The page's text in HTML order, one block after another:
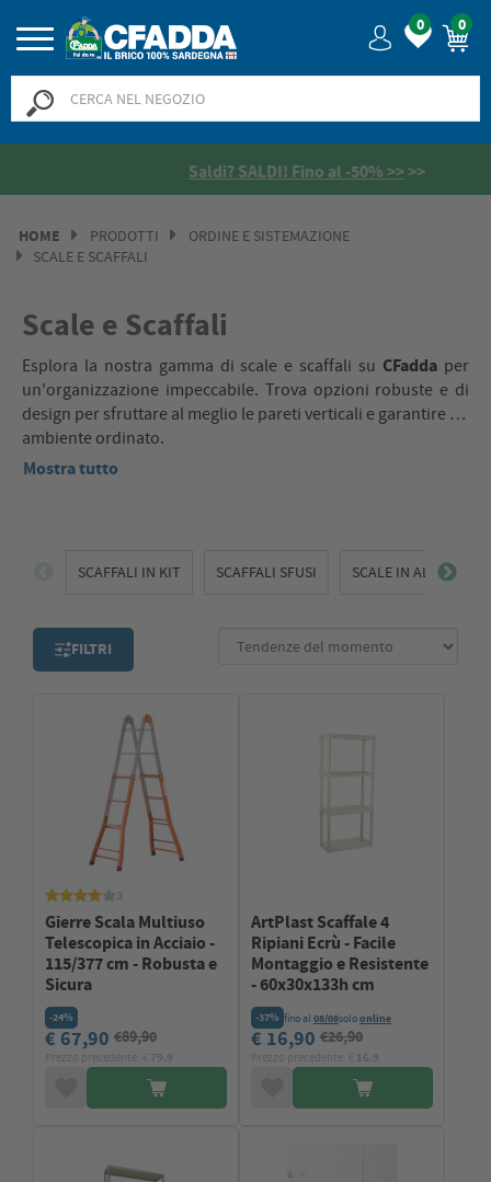
0 0
Saldi? SALDI! Fino al -50% >> >>
HOME PRODOTTI
ORDINE E SISTEMAZIONE
SCALE E SCAFFALI
Scale e Scaffali
Esplora la nostra gamma di scale e scaffali su CFadda per
un'organizzazione impeccabile. Trova opzioni robuste e di
design per sfruttare al meglio le pareti verticali e garantire un
ambiente ordinato.
Mostra tutto
SCAFFALI IN KIT SCAFFALI SFUSI SCALE IN
FILTRI
Gierre Scala Multiuso
Telescopica in Acciaio -
115/377 cm - Robusta e
Sicura
-24%
€ 67,90 €89,90
ArtPlast Scaffale 4
Ripiani Ecrù - Facile
Montaggio e Resistente
- 60x30x133h cm
-37% fino al 08/08soloonline
€ 16,90 €26,90